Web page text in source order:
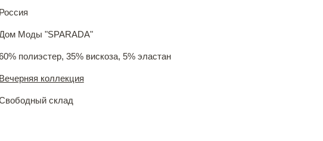
Россия
Моды "SPARADA"
полиэстер, 35% вискоза, 5% эластан
Вечерняя коллекция
склад